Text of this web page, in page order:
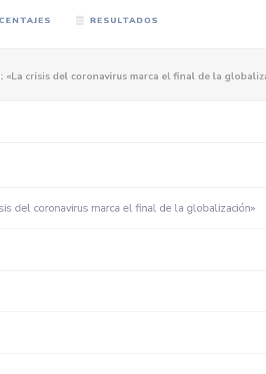
RESULTADOS
«La crisis del coronavirus marca el final de la
del coronavirus marca el final de la globalización»